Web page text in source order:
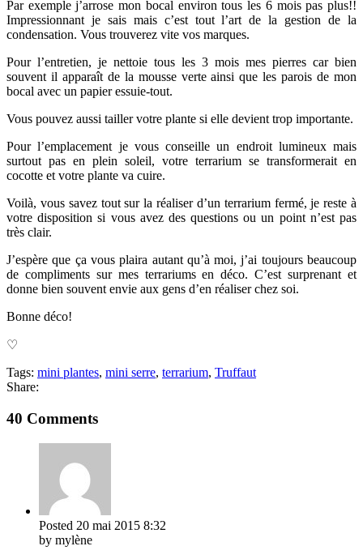
Par exemple j’arrose mon bocal environ tous les 6 mois pas plus!!
Impressionnant je sais mais c’est tout l’art de la gestion de la
condensation. Vous trouverez vite vos marques.
Pour l’entretien, je nettoie tous les 3 mois mes pierres car bien
souvent il apparaît de la mousse verte ainsi que les parois de mon
bocal avec un papier essuie-tout.
Vous pouvez aussi tailler votre plante si elle devient trop importante.
Pour l’emplacement je vous conseille un endroit lumineux mais
surtout pas en plein soleil, votre terrarium se transformerait en
cocotte et votre plante va cuire.
Voilà, vous savez tout sur la réaliser d’un terrarium fermé, je reste à
votre disposition si vous avez des questions ou un point n’est pas
très clair.
J’espère que ça vous plaira autant qu’à moi, j’ai toujours beaucoup
de compliments sur mes terrariums en déco. C’est surprenant et
donne bien souvent envie aux gens d’en réaliser chez soi.
Bonne déco!
♡
Tags: mini plantes, mini serre, terrarium, Truffaut
Share:
40 Comments
Posted 20 mai 2015 8:32
by mylène